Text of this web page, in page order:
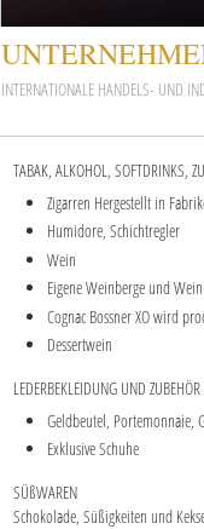
INTERNATIONALE HANDELS- UND
TABAK, ALKOHOL, SOFTDRINKS,
Zigarren Hergestellt in
Humidore, Schichtregler
Wein
Eigene Weinberge und
Cognac Bossner XO wird
Dessertwein
LEDERBEKLEIDUNG UND ZUBEHÖR
Geldbeutel, Portemonnaie,
Exklusive Schuhe
SÜßWAREN
Schokolade, Süßigkeiten und